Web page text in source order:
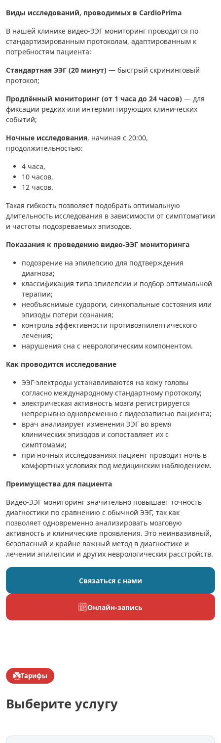
Виды исследований, проводимых в CardioPrima
В нашей клинике видео-ЭЭГ мониторинг проводится по
стандартизированным протоколам, адаптированным к
потребностям пациента:
Стандартная ЭЭГ (20 минут) — быстрый скрининговый
протокол;
Продлённый мониторинг (от 1 часа до 24 часов) — для
фиксации редких или интермиттирующих клинических
событий;
Ночные исследования, начиная с 20:00,
продолжительностью:
4 часа,
10 часов,
12 часов.
Такая гибкость позволяет подобрать оптимальную
длительность исследования в зависимости от симптоматики
и частоты подозреваемых эпизодов.
Показания к проведению видео-ЭЭГ мониторинга
подозрение на эпилепсию для подтверждения
диагноза;
классификация типа эпилепсии и подбор оптимальной
терапии;
необъяснимые судороги, синкопальные состояния или
эпизоды потери сознания;
контроль эффективности противоэпилептического
лечения;
нарушения сна с неврологическим компонентом.
Как проводится исследование
ЭЭГ-электроды устанавливаются на кожу головы
согласно международному стандартному протоколу;
электрическая активность мозга регистрируется
непрерывно одновременно с видеозаписью пациента;
врач анализирует изменения ЭЭГ во время
клинических эпизодов и сопоставляет их с
симптомами;
при ночных исследованиях пациент проводит ночь в
комфортных условиях под медицинским наблюдением.
Преимущества для пациента
Видео-ЭЭГ мониторинг значительно повышает точность
диагностики по сравнению с обычной ЭЭГ, так как
позволяет одновременно анализировать мозговую
активность и клинические проявления. Это неинвазивный,
безопасный и крайне важный метод в диагностике и
лечении эпилепсии и других неврологических расстройств.
Связаться с нами
Онлайн-запись
Тарифы
Выберите услугу